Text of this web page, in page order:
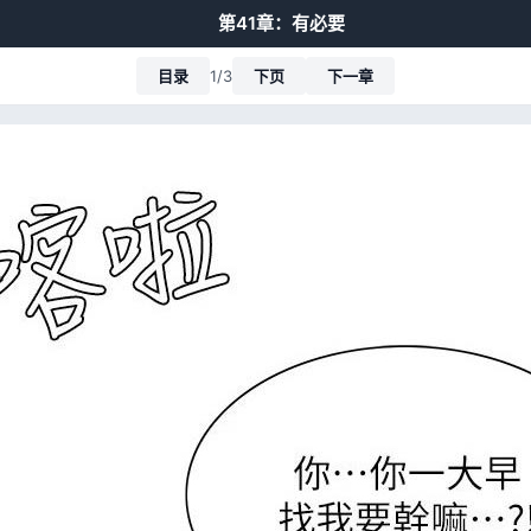
第41章：有必要
目录 1/3 下页 下一章